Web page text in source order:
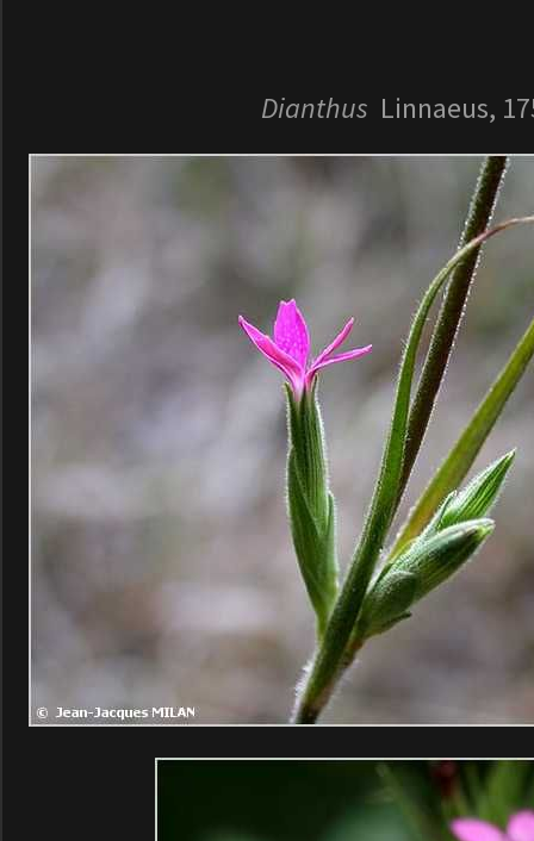
Dianthus Linnaeus,